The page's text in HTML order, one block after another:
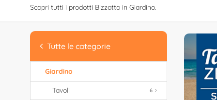
Scopri tutti i prodotti Bizzotto in Giardino.
Tutte le categorie
Giardino
6
Tavoli